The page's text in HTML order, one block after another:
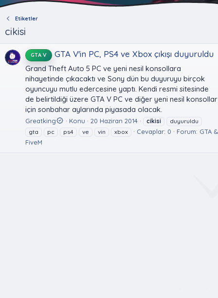
Etiketler
cikisi
GTA V GTA V'in PC, PS4 ve Xbox çıkışı duyuruldu
Grand Theft Auto 5 PC ve yeni nesil konsollara
nihayetinde çıkacaktı ve Sony dün bu duyuruyu birçok
oyuncuyu mutlu edercesine yaptı. Kendi resmi sitesinde
de belirtildiği üzere GTA V PC ve diğer yeni nesil konsollar
için sonbahar aylarında piyasada olacak.
Greatking Konu 20 Haziran 2014 cikisi
duyuruldu
gta
pc ps4 ve vin xbox Cevaplar: 0 Forum: GTA &
FiveM